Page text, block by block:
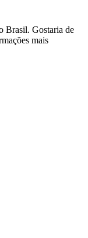
Brasil. Gostaria de
mais